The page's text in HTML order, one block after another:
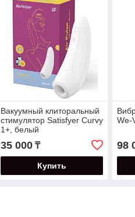
Вакуумный клиторальный
стимулятор Satisfyer Curvy
1+, белый
35 000₸
Купить
We-
98